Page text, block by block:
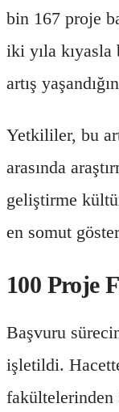
bin 167 proje
iki yıla
artış
Yetkililer, bu
arasında
geliştirme
en somut
100 Proje
Başvuru
işletildi.
fakültelerinden